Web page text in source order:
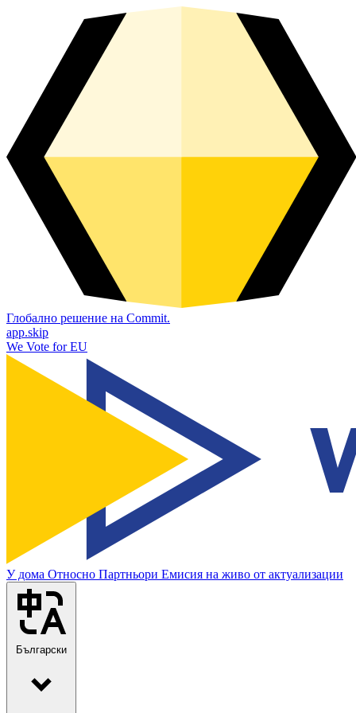
Глобално решение на Commit.
app.skip
We Vote for EU
У дома Относно Партньори Емисия на живо от актуализации
Български